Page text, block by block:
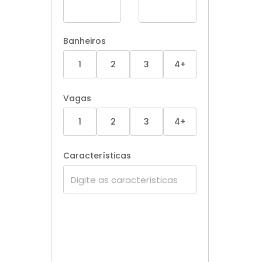
Banheiros
1
2 3 4+
Vagas
1
2 3 4+
Características